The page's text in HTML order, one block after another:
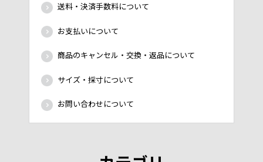
送料・決済手数料について
お支払いについて
商品のキャンセル・交換・返品について
サイズ・採寸について
お問い合わせについて